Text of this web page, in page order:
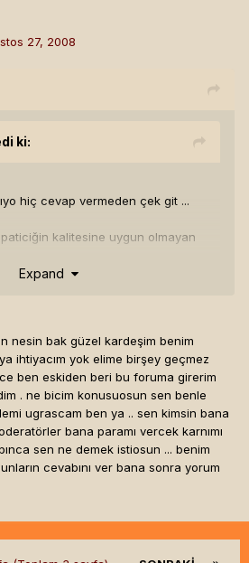
27, 2008
ki:
hiç cevap vermeden çek git ...
paticiğin kalitesine uygun olmayan
yağ çekip, kapayın şu başlığı
posta koyduğunun
sen büyüde gel en iyisi.
tipler için ikinci bi MSN açık tutup ram
ne diyeceksin?
Expand
nesin bak güzel kardeşim benim
ihtiyacım yok elime birşey geçmez
ben eskiden beri bu foruma girerim
. ne bicim konusuosun sen benle
ugrascam ben ya .. sen kimsin bana
bana paramı vercek karnımı
sen ne demek istiosun ... benim
cevabını ver bana sonra yorum